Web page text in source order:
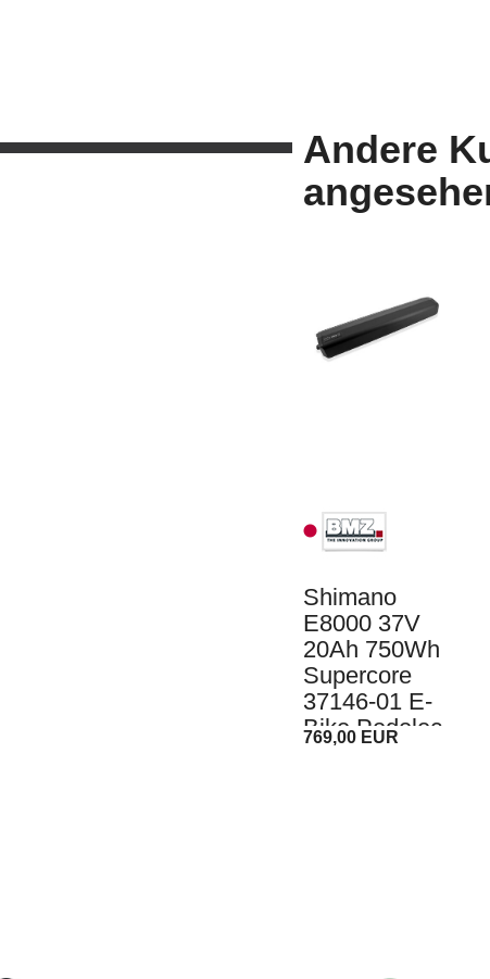
Andere
Shimano
E8000 37V
20Ah 750Wh
Supercore
37146-01 E-
Bike Pedelec
Akku
769,00 EUR